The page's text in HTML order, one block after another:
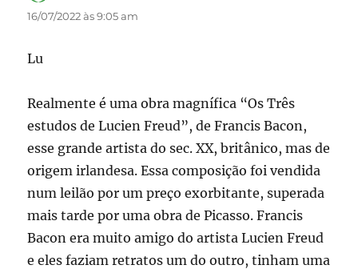
16/07/2022 às 9:05 am
Lu
Realmente é uma obra magnífica “Os Três
estudos de Lucien Freud”, de Francis Bacon,
esse grande artista do sec. XX, britânico, mas de
origem irlandesa. Essa composição foi vendida
num leilão por um preço exorbitante, superada
mais tarde por uma obra de Picasso. Francis
Bacon era muito amigo do artista Lucien Freud
e eles faziam retratos um do outro, tinham uma